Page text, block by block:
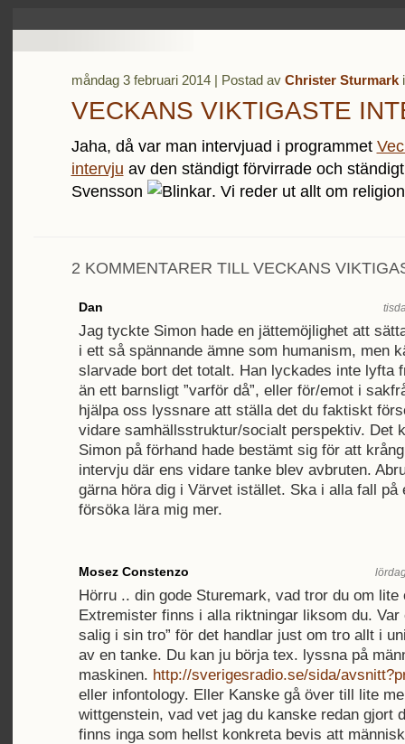
måndag 3 februari 2014 | Postad av Christer Sturmark
VECKANS VIKTIGASTE
Jaha, då var man intervjuad i programmet
intervju av den ständigt förvirrade och
Svensson
. Vi reder ut allt om
2 KOMMENTARER TILL VECKANS
Dan
Jag tyckte Simon hade en jättemöjlighet att
i ett så spännande ämne som humanism, men
slarvade bort det totalt. Han lyckades inte lyfta
än ett barnsligt ”varför då”, eller för/emot i
hjälpa oss lyssnare att ställa det du faktiskt
vidare samhällsstruktur/socialt perspektiv. Det
Simon på förhand hade bestämt sig för att
intervju där ens vidare tanke blev avbruten.
gärna höra dig i Värvet istället. Ska i alla fall på
försöka lära mig mer.
Mosez Constenzo
Hörru .. din gode Sturemark, vad tror du om lite
Extremister finns i alla riktningar liksom du. Var
salig i sin tro” för det handlar just om tro allt i
av en tanke. Du kan ju börja tex. lyssna på
maskinen. http://sverigesradio.se/sida/
eller infontology. Eller Kanske gå över till lite
wittgenstein, vad vet jag du kanske redan gjort
finns inga som hellst konkreta bevis att